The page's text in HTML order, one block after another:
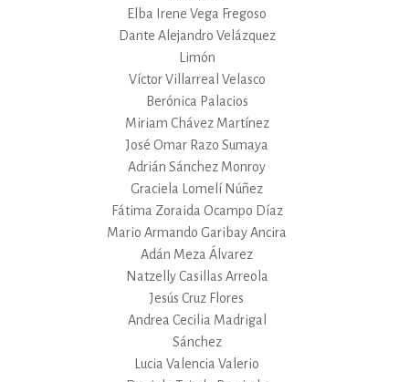
Elba Irene Vega Fregoso
Dante Alejandro Velázquez
Limón
Víctor Villarreal Velasco
Berónica Palacios
Miriam Chávez Martínez
José Omar Razo Sumaya
Adrián Sánchez Monroy
Graciela Lomelí Núñez
Fátima Zoraida Ocampo Díaz
Mario Armando Garibay Ancira
Adán Meza Álvarez
Natzelly Casillas Arreola
Jesús Cruz Flores
Andrea Cecilia Madrigal
Sánchez
Lucia Valencia Valerio